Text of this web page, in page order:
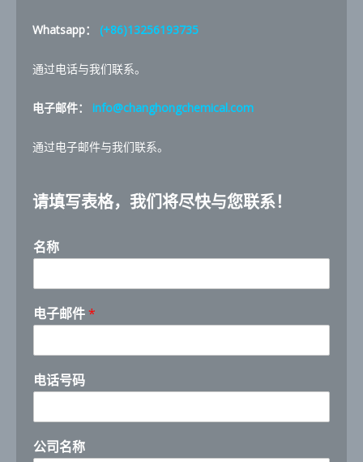
Whatsapp： (+86)13256193735
通过电话与我们联系。
电子邮件： info@changhongchemical.com
通过电子邮件与我们联系。
请填写表格，我们将尽快与您联系！
名称
h
o
t
h
e
司
称
电子邮件*
电话号码
公司名称